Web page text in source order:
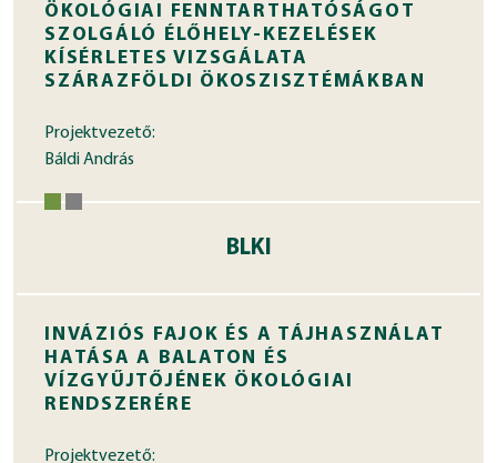
ÖKOLÓGIAI FENNTARTHATÓSÁGOT
SZOLGÁLÓ ÉLŐHELY-KEZELÉSEK
KÍSÉRLETES VIZSGÁLATA
SZÁRAZFÖLDI ÖKOSZISZTÉMÁKBAN
Projektvezető:
Báldi András
BLKI
INVÁZIÓS FAJOK ÉS A TÁJHASZNÁLAT
HATÁSA A BALATON ÉS
VÍZGYŰJTŐJÉNEK ÖKOLÓGIAI
RENDSZERÉRE
Projektvezető: